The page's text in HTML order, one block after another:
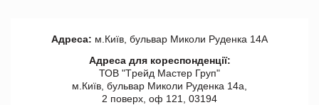
Адреса: м.Київ, бульвар Миколи Руденка 14А
Адреса для кореспонденції:
ТОВ "Tрейд Мастер Груп"
м.Київ, бульвар Миколи Руденка 14а,
2 поверх, оф 121, 03194